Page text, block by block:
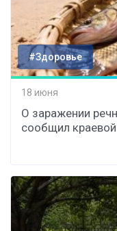
#Здоровье
18 июня
О заражении
сообщил